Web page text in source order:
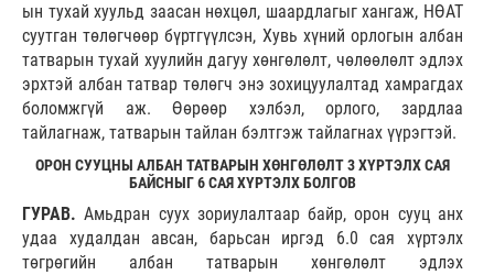
ын тухай хуульд заасан нөхцөл, шаардлагыг хангаж, НӨАТ
суутган төлөгчөөр бүртгүүлсэн, Хувь хүний орлогын албан
татварын тухай хуулийн дагуу хөнгөлөлт, чөлөөлөлт эдлэх
эрхтэй албан татвар төлөгч энэ зохицуулалтад хамрагдах
боломжгүй аж. Өөрөөр хэлбэл, орлого, зардлаа
тайлагнаж, татварын тайлан бэлтгэж тайлагнах үүрэгтэй.
ОРОН СУУЦНЫ АЛБАН ТАТВАРЫН ХӨНГӨЛӨЛТ 3 ХҮРТЭЛХ САЯ
БАЙСНЫГ 6 САЯ ХҮРТЭЛХ БОЛГОВ
ГУРАВ. Амьдран суух зориулалтаар байр, орон сууц анх
удаа худалдан авсан, барьсан иргэд 6.0 сая хүртэлх
төгрөгийн албан татварын хөнгөлөлт эдлэх